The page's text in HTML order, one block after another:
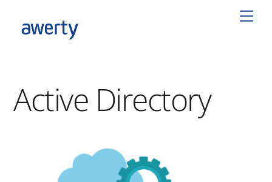
content
Active Directory